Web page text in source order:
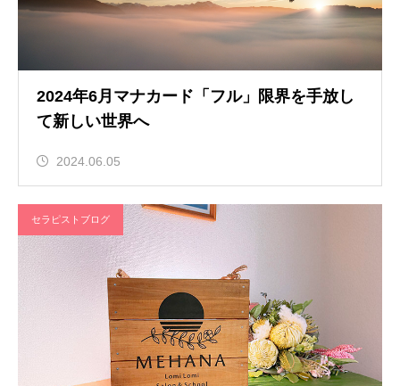
2024年6月マナカード「フル」限界を手放し
て新しい世界へ
2024.06.05
セラピストブログ